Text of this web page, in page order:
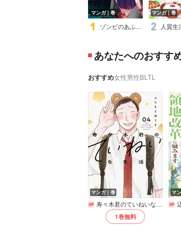
マンガ｜巻
ゾンビのあふれた世界で俺だけが襲われない
マンガ｜巻
あなたへのおすす
おすすめ女性男性 BLTL
マンガ｜巻
寿々木君のていねいな生活
1巻無料
マ
辺境